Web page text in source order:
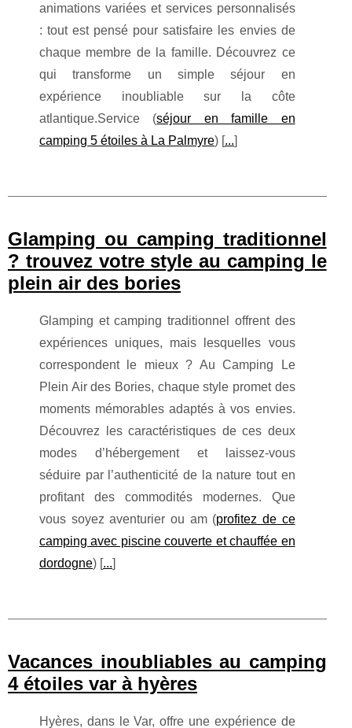
animations variées et services personnalisés
: tout est pensé pour satisfaire les envies de
chaque membre de la famille. Découvrez ce
qui transforme un simple séjour en
expérience inoubliable sur la côte
atlantique.Service (séjour en famille en
camping 5 étoiles à La Palmyre) [...]
Glamping ou camping traditionnel
? trouvez votre style au camping le
plein air des bories
Glamping et camping traditionnel offrent des
expériences uniques, mais lesquelles vous
correspondent le mieux ? Au Camping Le
Plein Air des Bories, chaque style promet des
moments mémorables adaptés à vos envies.
Découvrez les caractéristiques de ces deux
modes d’hébergement et laissez-vous
séduire par l’authenticité de la nature tout en
profitant des commodités modernes. Que
vous soyez aventurier ou am (profitez de ce
camping avec piscine couverte et chauffée en
dordogne) [...]
Vacances inoubliables au camping
4 étoiles var à hyères
Hyères, dans le Var, offre une expérience de